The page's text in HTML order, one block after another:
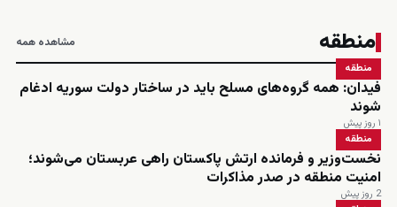
منطقه مشاهده همه
منطقه
فیدان: همه گروه‌های مسلح باید در ساختار دولت سوریه ادغام
شوند
۱ روز پیش
منطقه
نخست‌وزیر و فرمانده ارتش پاکستان راهی عربستان می‌شوند؛
امنیت منطقه در صدر مذاکرات
2 روز پیش